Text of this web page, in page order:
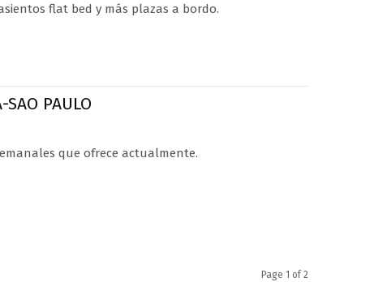
flat bed y más plazas a bordo.
SAO PAULO
que ofrece actualmente.
Page 1 of 2